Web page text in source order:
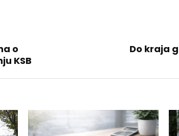
o
KSB
Do kraja